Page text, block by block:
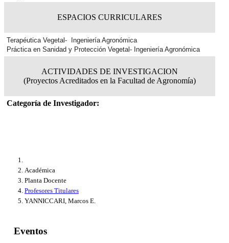
ESPACIOS CURRICULARES
Terapéutica Vegetal- Ingeniería Agronómica
Práctica en Sanidad y Protección Vegetal- Ingeniería Agronómica
ACTIVIDADES DE INVESTIGACION
(Proyectos Acreditados en la Facultad de Agronomía)
Categoría de Investigador:
Académica
Planta Docente
Profesores Titulares
YANNICCARI, Marcos E.
Eventos